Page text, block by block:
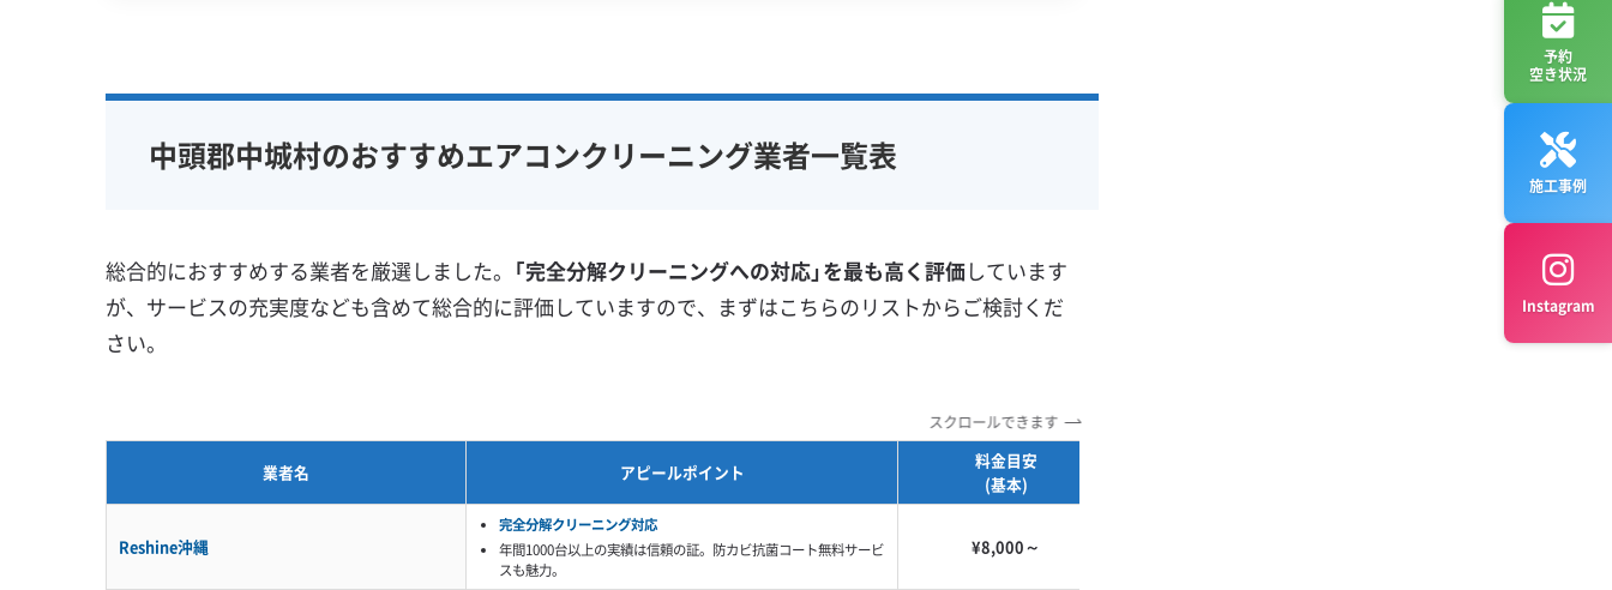
完全分解洗浄
部分クリーニング
家庭用エアコン
業務用エアコン
保証付き
アフターフォロー
アレルギー対策
ハウスダスト除去
定額料金 複数台割引
初回割引
即日対応可能
24時間対応
防汚コーティング
中頭郡中城村のおすすめエアコンクリーニング業者一覧表
総合的におすすめする業者を厳選しました。 「完全分解クリーニングへの対応」を最も高く評価しています
が、サービスの充実度なども含めて総合的に評価していますので、まずはこちらのリストからご検討くだ
さい。
スクロールできます
業者名 アピールポイント
料金目安
(基本)
Reshine沖縄
完全分解クリーニング対応
年間1000台以上の実績は信頼の証。防カビ抗菌コート無料サービ
スも魅力。
¥8,000～
予約
空き状況
施工事例
Instagram